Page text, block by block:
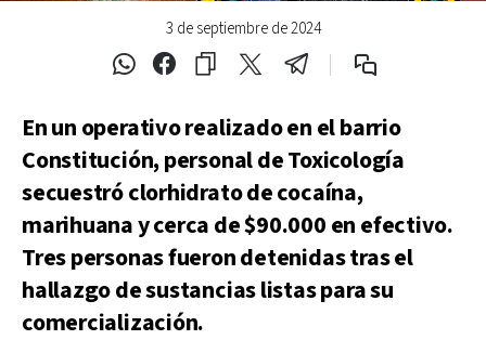
3 de septiembre de 2024
En un operativo realizado en el barrio
Constitución, personal de Toxicología
secuestró clorhidrato de cocaína,
marihuana y cerca de $90.000 en efectivo.
Tres personas fueron detenidas tras el
hallazgo de sustancias listas para su
comercialización.